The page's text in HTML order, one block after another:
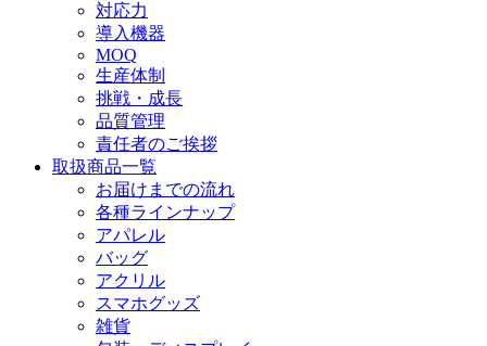
対応力
導入機器
MOQ
生産体制
挑戦・成長
品質管理
責任者のご挨拶
取扱商品一覧
お届けまでの流れ
各種ラインナップ
アパレル
バッグ
アクリル
スマホグッズ
雑貨